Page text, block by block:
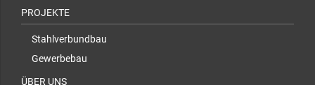
PROJEKTE
Stahlverbundbau
Gewerbebau
ÜBER UNS